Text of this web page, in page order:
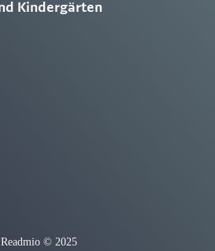
Kindergärten
Readmio © 2025